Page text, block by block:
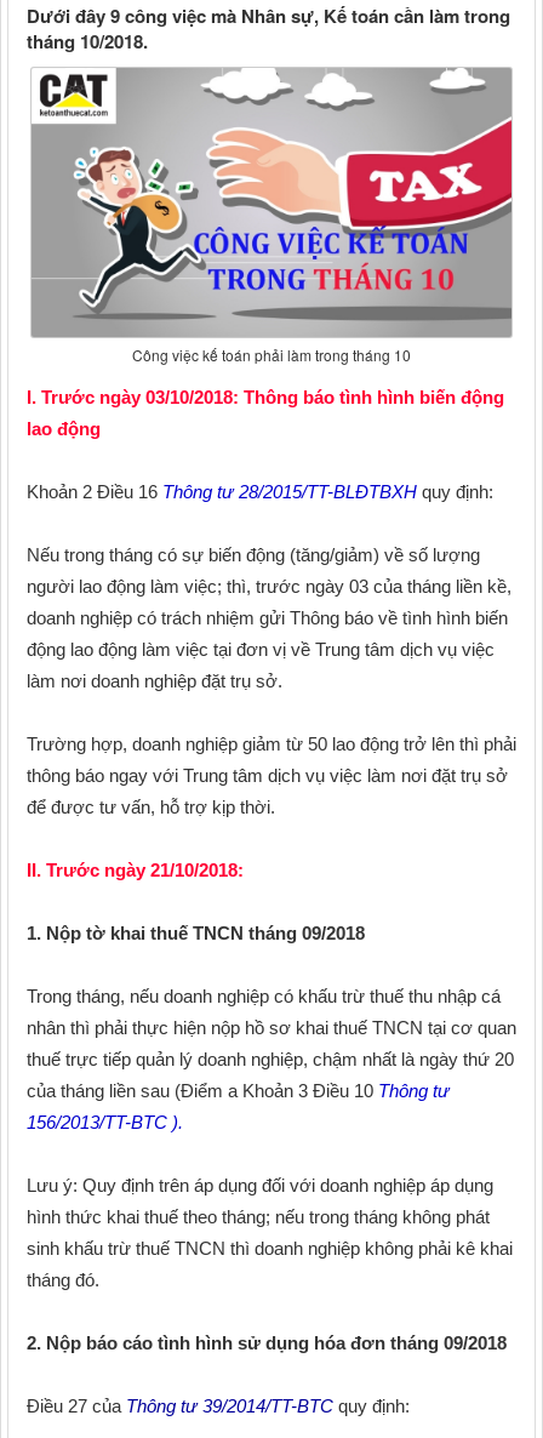
Dưới đây 9 công việc mà Nhân sự, Kế toán cần làm trong
tháng 10/2018.
Công việc kế toán phải làm trong tháng 10
I. Trước ngày 03/10/2018: Thông báo tình hình biến động
lao động
Khoản 2 Điều 16 Thông tư 28/2015/TT-BLĐTBXH quy định:
Nếu trong tháng có sự biến động (tăng/giảm) về số lượng
người lao động làm việc; thì, trước ngày 03 của tháng liền kề,
doanh nghiệp có trách nhiệm gửi Thông báo về tình hình biến
động lao động làm việc tại đơn vị về Trung tâm dịch vụ việc
làm nơi doanh nghiệp đặt trụ sở.
Trường hợp, doanh nghiệp giảm từ 50 lao động trở lên thì phải
thông báo ngay với Trung tâm dịch vụ việc làm nơi đặt trụ sở
để được tư vấn, hỗ trợ kịp thời.
II. Trước ngày 21/10/2018:
1. Nộp tờ khai thuế TNCN tháng 09/2018
Trong tháng, nếu doanh nghiệp có khấu trừ thuế thu nhập cá
nhân thì phải thực hiện nộp hồ sơ khai thuế TNCN tại cơ quan
thuế trực tiếp quản lý doanh nghiệp, chậm nhất là ngày thứ 20
của tháng liền sau (Điểm a Khoản 3 Điều 10 Thông tư
156/2013/TT-BTC ).
Lưu ý: Quy định trên áp dụng đối với doanh nghiệp áp dụng
hình thức khai thuế theo tháng; nếu trong tháng không phát
sinh khấu trừ thuế TNCN thì doanh nghiệp không phải kê khai
tháng đó.
2. Nộp báo cáo tình hình sử dụng hóa đơn tháng 09/2018
Điều 27 của Thông tư 39/2014/TT-BTC quy định: